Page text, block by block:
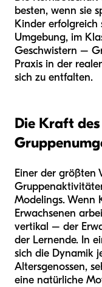
besten, wenn sie
Kinder erfolgreich
Umgebung, im
Geschwistern –
Praxis in der
sich zu entfalten.
Die Kraft
Einer der größten
Modelings. Wenn
Erwachsenen
vertikal – der
der Lernende. In
sich die Dynamik
Altersgenossen,
eine natürliche